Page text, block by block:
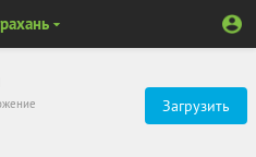
Загрузить